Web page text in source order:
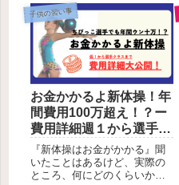
近ちょっと痩せすぎかも？」
「でも、体重管理があるから
おやつは控えさせたい…」新
体操（RG）を頑張るお子様を
持つお母さんにとって、
「食...
子供の習い事
お金かかるよ新体操！年
間費用100万超え！？ー
費用詳細週１から選手ク
ラスまで大公開！
『新体操はお金がかかる』聞
いたことはあるけど、実際の
ところ、何にどのくらいかか